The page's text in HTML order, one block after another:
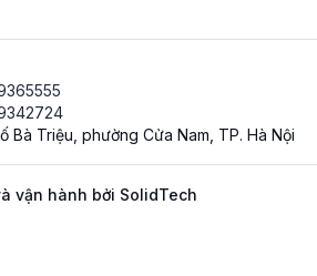
Bà Triệu, phường Cửa Nam, TP. Hà Nội
vận hành bởi SolidTech